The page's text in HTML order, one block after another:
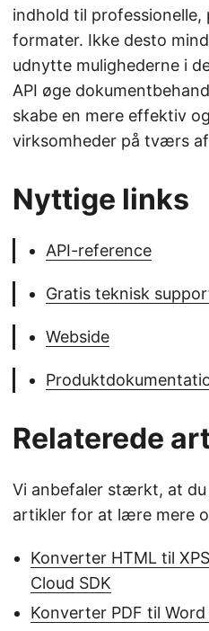
indhold til professionelle,
formater. Ikke desto
udnytte mulighederne i
API øge
skabe en mere effektiv
virksomheder på tværs
Nyttige links
API-reference
Gratis teknisk
Webside
Relaterede
Vi anbefaler stærkt, at
artikler for at lære mere
Konverter HTML til
Cloud SDK
Konverter PDF til Word